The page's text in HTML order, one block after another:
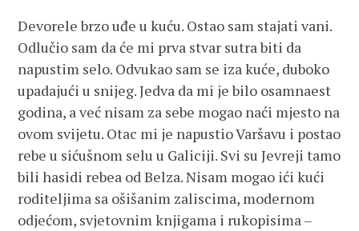
Devorele brzo uđe u kuću. Ostao sam stajati vani.
Odlučio sam da će mi prva stvar sutra biti da
napustim selo. Odvukao sam se iza kuće, duboko
upadajući u snijeg. Jedva da mi je bilo osamnaest
godina, a već nisam za sebe mogao naći mjesto na
ovom svijetu. Otac mi je napustio Varšavu i postao
rebe u sićušnom selu u Galiciji. Svi su Jevreji tamo
bili hasidi rebea od Belza. Nisam mogao ići kući
roditeljima sa ošišanim zaliscima, modernom
odjećom, svjetovnim knjigama i rukopisima –